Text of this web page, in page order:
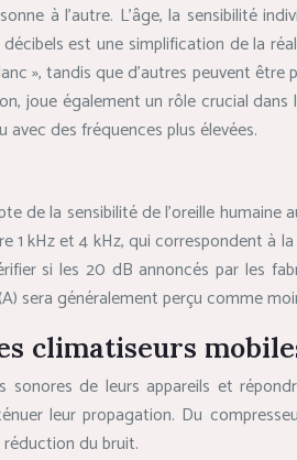
à l’autre. L’âge, la sensibilité
est une simplification de la
», tandis que d’autres peuvent
joue également un rôle crucial
des fréquences plus élevées.
la sensibilité de l’oreille
kHz et 4 kHz, qui correspondent à
si les 20 dB annoncés par les
sera généralement perçu comme
climatiseurs
de leurs appareils et
leur propagation. Du
du bruit.